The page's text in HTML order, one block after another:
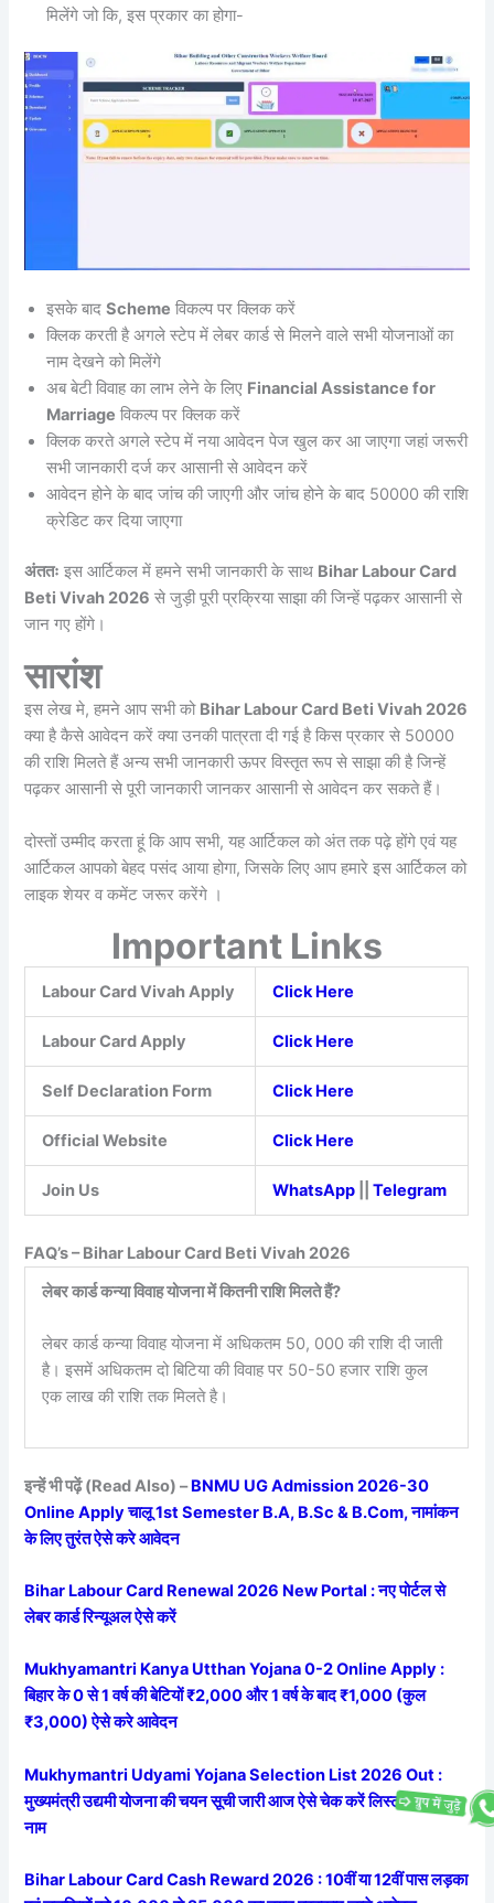
मिलेंगे जो कि, इस प्रकार का होगा-
इसके बादScheme विकल्प पर क्लिक करें
क्लिक करती है अगले स्टेप में लेबर कार्ड से मिलने वाले सभी योजनाओं का
नाम देखने को मिलेंगे
अब बेटी विवाह का लाभ लेने के लिए Financial Assistance for
Marriage विकल्प पर क्लिक करें
क्लिक करते अगले स्टेप में नया आवेदन पेज खुल कर आ जाएगा जहां जरूरी
सभी जानकारी दर्ज कर आसानी से आवेदन करें
आवेदन होने के बाद जांच की जाएगी और जांच होने के बाद 50000 की राशि
क्रेडिट कर दिया जाएगा
अंततः इस आर्टिकल में हमने सभी जानकारी के साथ Bihar Labour Card
Beti Vivah 2026 से जुड़ी पूरी प्रक्रिया साझा की जिन्हें पढ़कर आसानी से
जान गए होंगे।
सारांश
इस लेख मे, हमने आप सभी को Bihar Labour Card Beti Vivah 2026
क्या है कैसे आवेदन करें क्या उनकी पात्रता दी गई है किस प्रकार से 50000
की राशि मिलते हैं अन्य सभी जानकारी ऊपर विस्तृत रूप से साझा की है जिन्हें
पढ़कर आसानी से पूरी जानकारी जानकर आसानी से आवेदन कर सकते हैं।
दोस्तों उम्मीद करता हूं कि आप सभी, यह आर्टिकल को अंत तक पढ़े होंगे एवं यह
आर्टिकल आपको बेहद पसंद आया होगा, जिसके लिए आप हमारे इस आर्टिकल को
लाइक शेयर व कमेंट जरूर करेंगे ।
Important Links
Labour Card Vivah Apply Click Here
Labour Card Apply Click Here
Self Declaration Form Click Here
Official Website Click Here
Join Us WhatsApp ||Telegram
FAQ’s – Bihar Labour Card Beti Vivah 2026
लेबर कार्ड कन्या विवाह योजना में कितनी राशि मिलते हैं?
लेबर कार्ड कन्या विवाह योजना में अधिकतम 50, 000 की राशि दी जाती
है। इसमें अधिकतम दो बिटिया की विवाह पर 50-50 हजार राशि कुल
एक लाख की राशि तक मिलते है।
इन्हें भी पढ़ें (Read Also) –BNMU UG Admission 2026-30
Online Apply चालू 1st Semester B.A, B.Sc & B.Com, नामांकन
के लिए तुरंत ऐसे करे आवेदन
Bihar Labour Card Renewal 2026 New Portal : नए पोर्टल से
लेबर कार्ड रिन्यूअल ऐसे करें
Mukhyamantri Kanya Utthan Yojana 0-2 Online Apply :
बिहार के 0 से 1 वर्ष की बेटियों ₹2,000 और 1 वर्ष के बाद ₹1,000 (कुल
₹3,000) ऐसे करे आवेदन
Mukhymantri Udyami Yojana Selection List 2026 Out :
मुख्यमंत्री उद्यमी योजना की चयन सूची जारी आज ऐसे चेक करें लिस्ट में अपना
नाम
Bihar Labour Card Cash Reward 2026 : 10वीं या 12वीं पास लड़का